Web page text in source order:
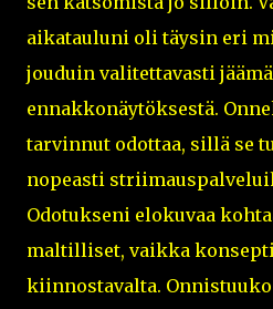
aikatauluni oli täysin eri
jouduin valitettavasti
ennakkonäytöksestä.
tarvinnut odottaa, sillä se
nopeasti
Odotukseni elokuvaa
maltilliset, vaikka
kiinnostavalta. Onnistuuko